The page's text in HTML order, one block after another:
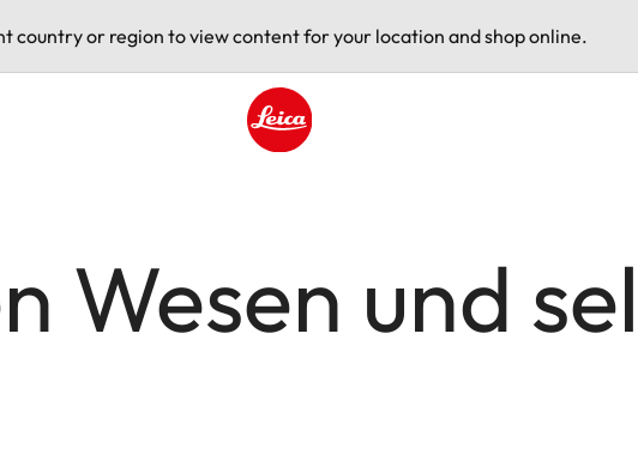
country or region to view content for your location and shop online.
Wesen und